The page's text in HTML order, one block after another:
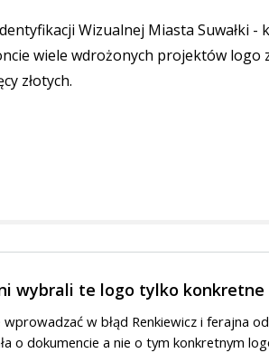
Wizualnej Miasta Suwałki -
wiele wdrożonych projektów logo
złotych.
wybrali te logo tylko konkretne
wprowadzać w błąd Renkiewicz i ferajna
o dokumencie a nie o tym konkretnym